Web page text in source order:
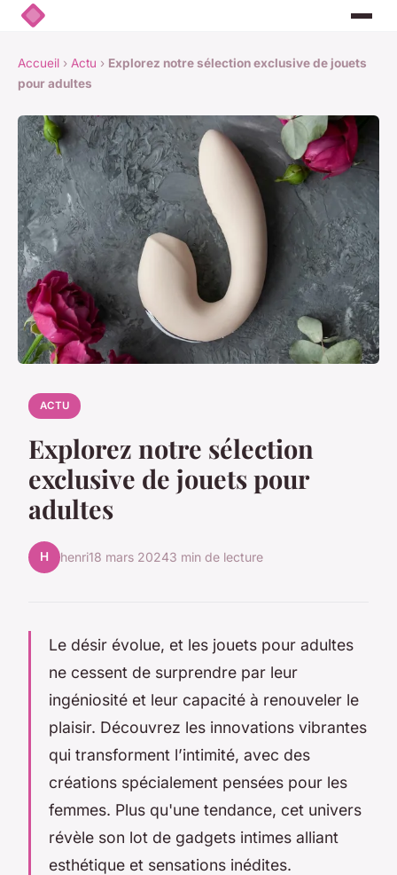
Accueil › Actu › Explorez notre sélection exclusive de jouets
pour adultes
ACTU
Explorez notre sélection
exclusive de jouets pour
adultes
H henri18 mars 20243 min de lecture
Le désir évolue, et les jouets pour adultes
ne cessent de surprendre par leur
ingéniosité et leur capacité à renouveler le
plaisir. Découvrez les innovations vibrantes
qui transforment l’intimité, avec des
créations spécialement pensées pour les
femmes. Plus qu'une tendance, cet univers
révèle son lot de gadgets intimes alliant
esthétique et sensations inédites.